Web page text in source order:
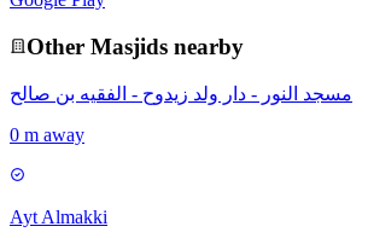
Other Masjids nearby
مسجد النور - دار ولد زيدوح - الفقيه بن صالح
0 m away
Ayt Almakki